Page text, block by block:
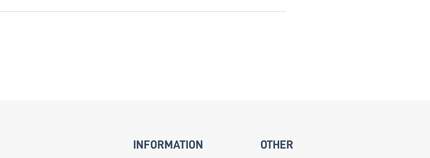
INFORMATION OTHER